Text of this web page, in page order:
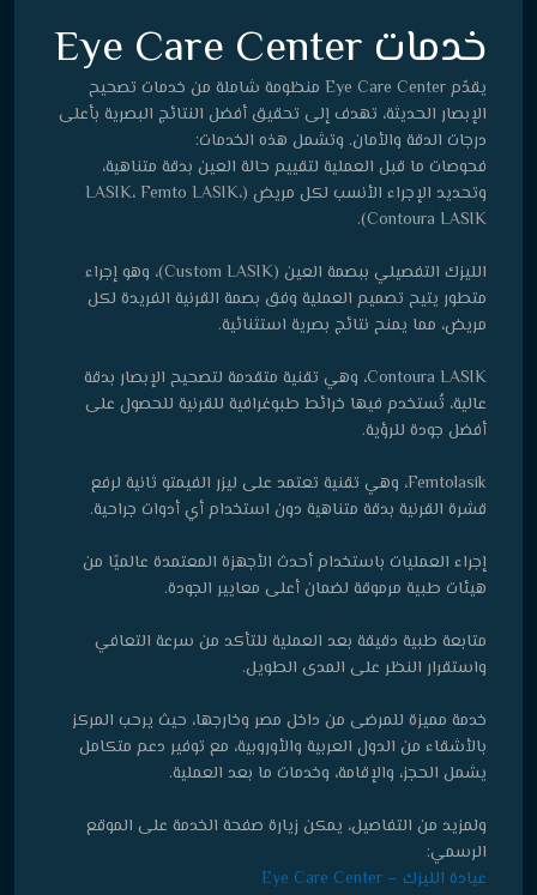
خدمات Eye Care Center
يقدّم Eye Care Center منظومة شاملة من خدمات تصحيح
الإبصار الحديثة، تهدف إلى تحقيق أفضل النتائج البصرية بأعلى
درجات الدقة والأمان. وتشمل هذه الخدمات:
فحوصات ما قبل العملية لتقييم حالة العين بدقة متناهية،
وتحديد الإجراء الأنسب لكل مريض (LASIK، Femto LASIK،
Contoura LASIK).
الليزك التفصيلي ببصمة العين (Custom LASIK)، وهو إجراء
متطور يتيح تصميم العملية وفق بصمة القرنية الفريدة لكل
مريض، مما يمنح نتائج بصرية استثنائية.
Contoura LASIK، وهي تقنية متقدمة لتصحيح الإبصار بدقة
عالية، تُستخدم فيها خرائط طبوغرافية للقرنية للحصول على
أفضل جودة للرؤية.
Femtolasik، وهي تقنية تعتمد على ليزر الفيمتو ثانية لرفع
قشرة القرنية بدقة متناهية دون استخدام أي أدوات جراحية.
إجراء العمليات باستخدام أحدث الأجهزة المعتمدة عالميًا من
هيئات طبية مرموقة لضمان أعلى معايير الجودة.
متابعة طبية دقيقة بعد العملية للتأكد من سرعة التعافي
واستقرار النظر على المدى الطويل.
خدمة مميزة للمرضى من داخل مصر وخارجها، حيث يرحب المركز
بالأشقاء من الدول العربية والأوروبية، مع توفير دعم متكامل
يشمل الحجز، والإقامة، وخدمات ما بعد العملية.
ولمزيد من التفاصيل، يمكن زيارة صفحة الخدمة على الموقع
الرسمي:
عيادة الليزك – Eye Care Center